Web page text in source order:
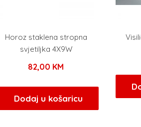
Horoz staklena stropna
svjetiljka 4X9W
82,00 KM
Dodaj u košaricu